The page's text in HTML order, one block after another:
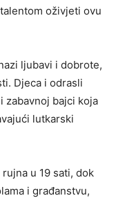
oživjeti ovu
ljubavi i dobrote,
Djeca i odrasli
zabavnoj bajci koja
lutkarski
u 19 sati, dok
i građanstvu,